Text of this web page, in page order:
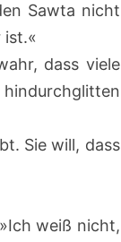
Sawta nicht
ist.«
dass viele
hindurchglitten
Sie will, dass
weiß nicht,